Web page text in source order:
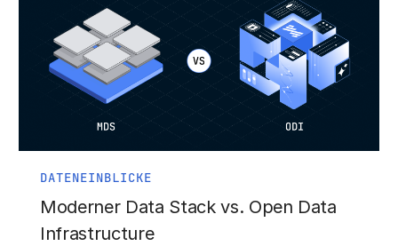
DATENEINBLICKE
Moderner Data Stack vs. Open Data
Infrastructure